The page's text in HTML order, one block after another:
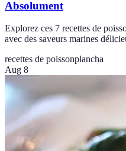
Absolument
Explorez ces 7 recettes de
avec des saveurs marines
recettes de poissonplancha
Aug 8